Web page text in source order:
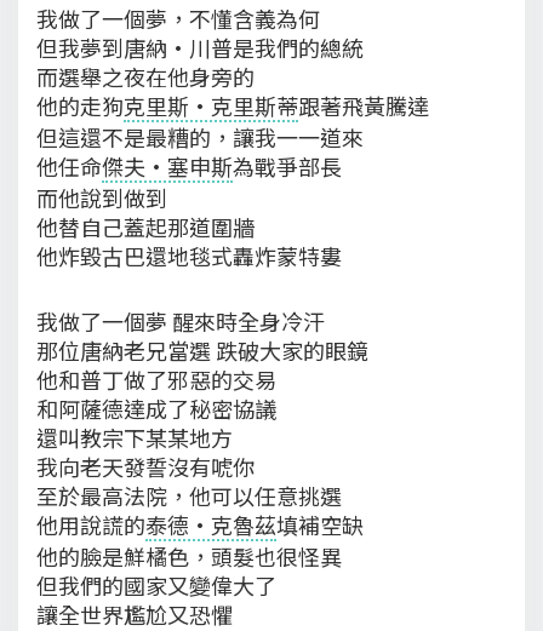
我做了一個夢，不懂含義為何
但我夢到唐納·川普是我們的總統
而選舉之夜在他身旁的
他的走狗克里斯·克里斯蒂跟著飛黃騰達
但這還不是最糟的，讓我一一道來
他任命傑夫·塞申斯為戰爭部長
而他說到做到
他替自己蓋起那道圍牆
他炸毀古巴還地毯式轟炸蒙特婁
我做了一個夢 醒來時全身冷汗
那位唐納老兄當選 跌破大家的眼鏡
他和普丁做了邪惡的交易
和阿薩德達成了秘密協議
還叫教宗下某某地方
我向老天發誓沒有唬你
至於最高法院，他可以任意挑選
他用說謊的泰德·克魯茲填補空缺
他的臉是鮮橘色，頭髮也很怪異
但我們的國家又變偉大了
讓全世界尷尬又恐懼